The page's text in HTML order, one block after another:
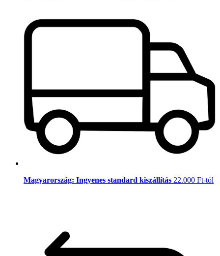
Magyarország: Ingyenes standard kiszállítás 22.000 Ft-tól